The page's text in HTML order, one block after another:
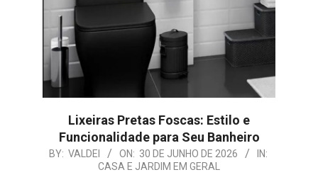
Lixeiras Pretas Foscas: Estilo e
Funcionalidade para Seu Banheiro
2026-
BY: VALDEI ON: 30 DE JUNHO DE 2026
IN:
CASA E JARDIM EM GERAL